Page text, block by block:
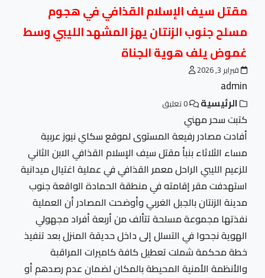
مقتل سيف الإسلام القذافي في هجوم
مسلح جنوب الزنتان يهز المشهد الليبي وسط
غموض يلف هوية الجناة
فبراير 3, 2026
admin
الرئيسية
كتبت سحر مهني
أفادت مصادر رفيعة المستوى لموقع سكاي نيوز عربية
مساء الثلاثاء بنبأ مقتل سيف الإسلام القذافي الابن الثاني
للزعيم الليبي الراحل معمر القذافي في عملية اغتيال ميدانية
استهدفت مقر إقامته في منطقة الحمادة الواقعة جنوب
مدينة الزنتان بالجبل الغربي وأوضحت المصادر أن العملية
نفذتها مجموعة مسلحة تتألف من أربعة أفراد مجهولي
الهوية نجحوا في التسلل إلى داخل حديقة المنزل بعد تنفيذ
خطة محكمة شملت تعطيل كافة كاميرات المراقبة
والأنظمة الأمنية المحيطة بالمكان لضمان عدم رصدهم أو